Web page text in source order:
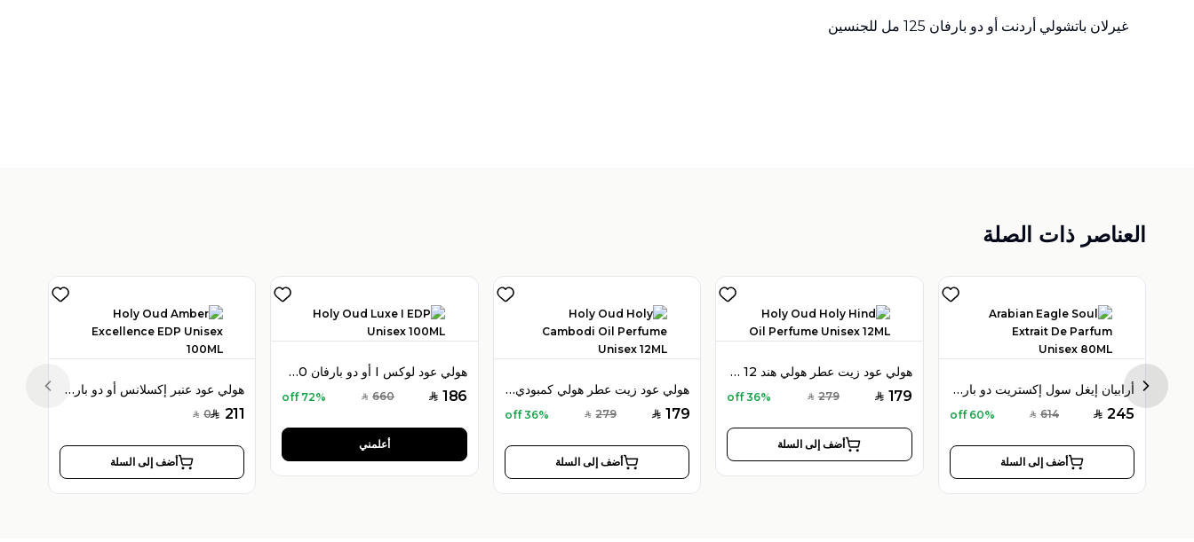
غيرلان باتشولي أردنت أو دو بارفان 125 مل للجنسين
العناصر ذات الصلة
هولي عود عنبر إكسلانس أو دو بارفان 100 مل للجنسين
SAR 211
SAR 0
أضف إلى السلة
هولي عود لوكس I أو دو بارفان 100 مل للجنسين
SAR 186
SAR 660
72% off
أعلمني
هولي عود زيت عطر هولي كمبودي 12 مل للجنسين
SAR 179
SAR 279
36% off
أضف إلى السلة
هولي عود زيت عطر هولي هند 12 مل للجنسين
SAR 179
SAR 279
36% off
أضف إلى السلة
أرابيان إيغل سول إكستريت دو بارفان 80 مل للرجال
SAR 245
SAR 614
60% off
أضف إلى السلة
Previous slide Next